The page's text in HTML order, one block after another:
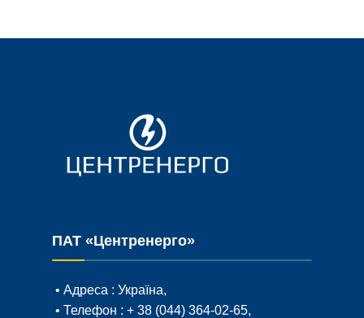
ПАТ «Центренерго»
• Адреса : Україна,
• Телефон : + 38 (044) 364-02-65,